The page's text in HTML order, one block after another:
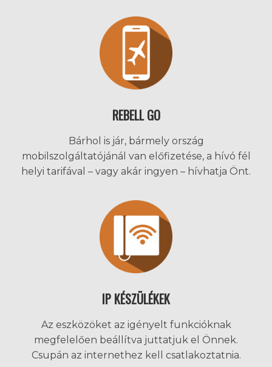
REBELL GO
Bárhol is jár, bármely ország
mobilszolgáltatójánál van előfizetése, a hívó fél
helyi tarifával – vagy akár ingyen – hívhatja Önt.
IP KÉSZÜLÉKEK
Az eszközöket az igényelt funkcióknak
megfelelően beállítva juttatjuk el Önnek.
Csupán az internethez kell csatlakoztatnia.